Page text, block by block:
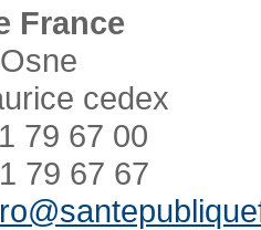
France
cedex
79 67 00
79 67 67